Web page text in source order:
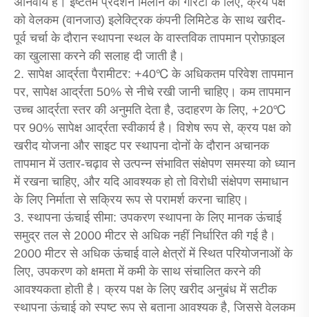
को वेलकम (वानजाउ) इलेक्ट्रिक कंपनी लिमिटेड के साथ खरीद-
पूर्व चर्चा के दौरान स्थापना स्थल के वास्तविक तापमान प्रोफ़ाइल
का खुलासा करने की सलाह दी जाती है।
2. सापेक्ष आर्द्रता पैरामीटर: +40℃ के अधिकतम परिवेश तापमान
पर, सापेक्ष आर्द्रता 50% से नीचे रखी जानी चाहिए। कम तापमान
उच्च आर्द्रता स्तर की अनुमति देता है, उदाहरण के लिए, +20℃
पर 90% सापेक्ष आर्द्रता स्वीकार्य है। विशेष रूप से, क्रय पक्ष को
खरीद योजना और साइट पर स्थापना दोनों के दौरान अचानक
तापमान में उतार-चढ़ाव से उत्पन्न संभावित संक्षेपण समस्या को ध्यान
में रखना चाहिए, और यदि आवश्यक हो तो विरोधी संक्षेपण समाधान
के लिए निर्माता से सक्रिय रूप से परामर्श करना चाहिए।
3. स्थापना ऊंचाई सीमा: उपकरण स्थापना के लिए मानक ऊंचाई
समुद्र तल से 2000 मीटर से अधिक नहीं निर्धारित की गई है।
2000 मीटर से अधिक ऊंचाई वाले क्षेत्रों में स्थित परियोजनाओं के
लिए, उपकरण को क्षमता में कमी के साथ संचालित करने की
आवश्यकता होती है। क्रय पक्ष के लिए खरीद अनुबंध में सटीक
स्थापना ऊंचाई को स्पष्ट रूप से बताना आवश्यक है, जिससे वेलकम